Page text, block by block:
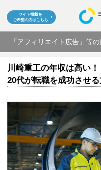
サイト掲載を
ご希望の方はこちら
「アフィリエイト広告」等
川崎重工の年収は高い
20代が転職を成功させ